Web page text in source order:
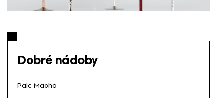
Dobré nádoby
Palo Macho